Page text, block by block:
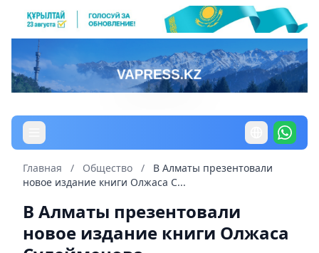
Главная / Общество /
В Алматы презентовали
новое издание книги Олжаса С...
В Алматы презентовали
новое издание книги Олжаса